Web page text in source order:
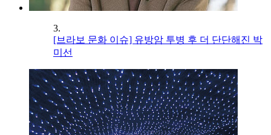
3.
[브라보 문화 이슈] 유방암 투병 후 더 단단해진 박
미선